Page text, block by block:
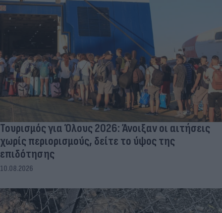
Τουρισμός για Όλους 2026: Άνοιξαν οι αιτήσεις
χωρίς περιορισμούς, δείτε το ύψος της
επιδότησης
10.08.2026